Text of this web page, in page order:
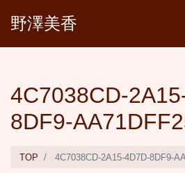
野澤美香
4C7038CD-
8DF9-
TOP 4C7038CD-2A15-4D7D-8DF9-